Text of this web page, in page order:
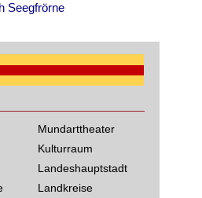
Seegfrörne
Mundarttheater
Kulturraum
Landeshauptstadt
Landkreise